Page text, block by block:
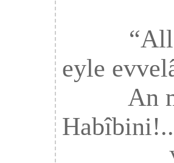
eyle
An
Habîbini!..